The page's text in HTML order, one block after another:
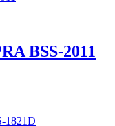
BSS-2011